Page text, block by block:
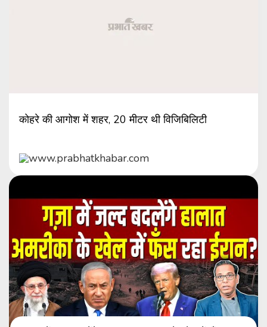
कोहरे की आगोश में शहर, 20 मीटर थी विजिबिलिटी
www.prabhatkhabar.com